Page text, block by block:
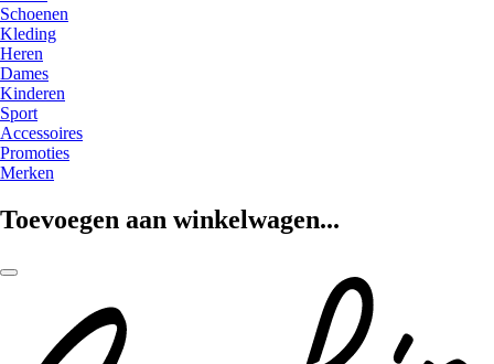
Schoenen
Kleding
Heren
Dames
Kinderen
Sport
Accessoires
Promoties
Merken
Toevoegen aan winkelwagen...